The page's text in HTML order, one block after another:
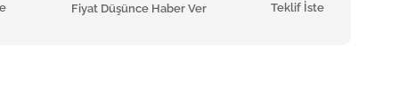
Fiyat Düşünce Haber Ver Teklif İste